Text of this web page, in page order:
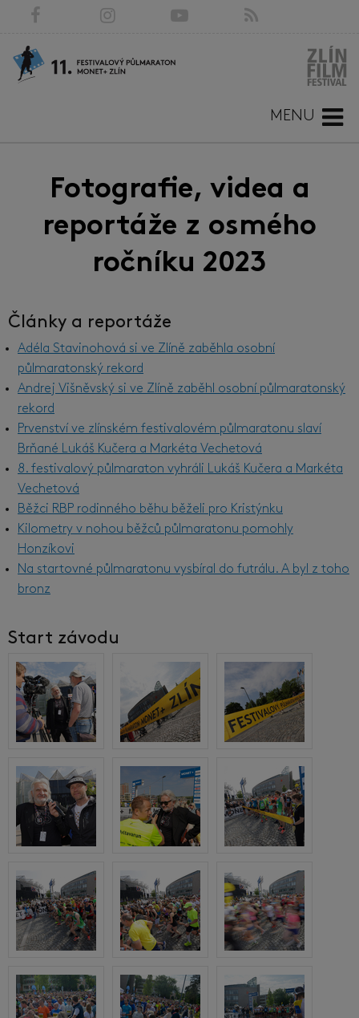
MENU
Fotografie, videa a
reportáže z osmého
ročníku 2023
Články a reportáže
Adéla Stavinohová si ve Zlíně zaběhla osobní
půlmaratonský rekord
Andrej Višněvský si ve Zlíně zaběhl osobní půlmaratonský
rekord
Prvenství ve zlínském festivalovém půlmaratonu slaví
Brňané Lukáš Kučera a Markéta Vechetová
8. festivalový půlmaraton vyhráli Lukáš Kučera a Markéta
Vechetová
Běžci RBP rodinného běhu běželi pro Kristýnku
Kilometry v nohou běžců půlmaratonu pomohly
Honzíkovi
Na startovné půlmaratonu vysbíral do futrálu. A byl z toho
bronz
Start závodu